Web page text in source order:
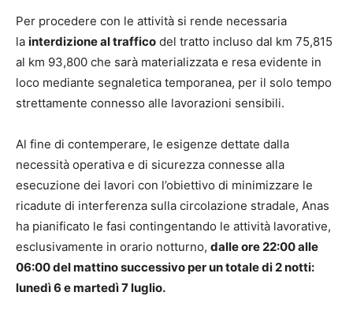
Per procedere con le attività si rende necessaria
la interdizione al traffico del tratto incluso dal km 75,815
al km 93,800 che sarà materializzata e resa evidente in
loco mediante segnaletica temporanea, per il solo tempo
strettamente connesso alle lavorazioni sensibili.
Al fine di contemperare, le esigenze dettate dalla
necessità operativa e di sicurezza connesse alla
esecuzione dei lavori con l’obiettivo di minimizzare le
ricadute di interferenza sulla circolazione stradale, Anas
ha pianificato le fasi contingentando le attività lavorative,
esclusivamente in orario notturno, dalle ore 22:00 alle
06:00 del mattino successivo per un totale di 2 notti:
lunedì 6 e martedì 7 luglio.